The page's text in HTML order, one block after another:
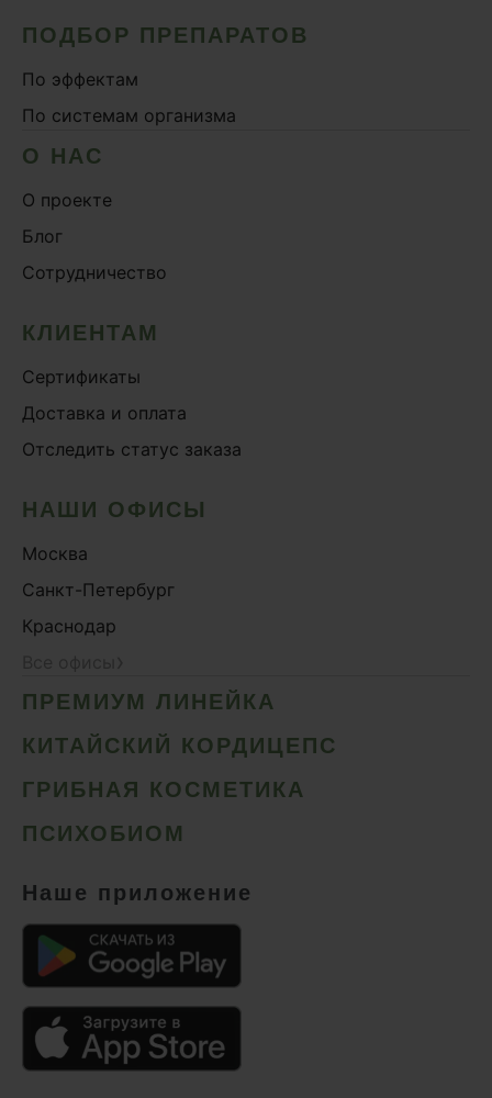
ПОДБОР ПРЕПАРАТОВ
По эффектам
По системам организма
О НАС
О проекте
Блог
Сотрудничество
КЛИЕНТАМ
Сертификаты
Доставка и оплата
Отследить статус заказа
НАШИ ОФИСЫ
Москва
Санкт-Петербург
Краснодар
ПРЕМИУМ ЛИНЕЙКА
КИТАЙСКИЙ КОРДИЦЕПС
ГРИБНАЯ КОСМЕТИКА
ПСИХОБИОМ
Наше приложение